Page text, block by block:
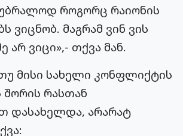
როგორც რაიონის
ვიცნობ. მაგრამ ვინ ვის
არ ვიცი»,- თქვა მან.
მისი სახელი კონფლიქტის
შორის რასთან
დასახელდა, არარატ